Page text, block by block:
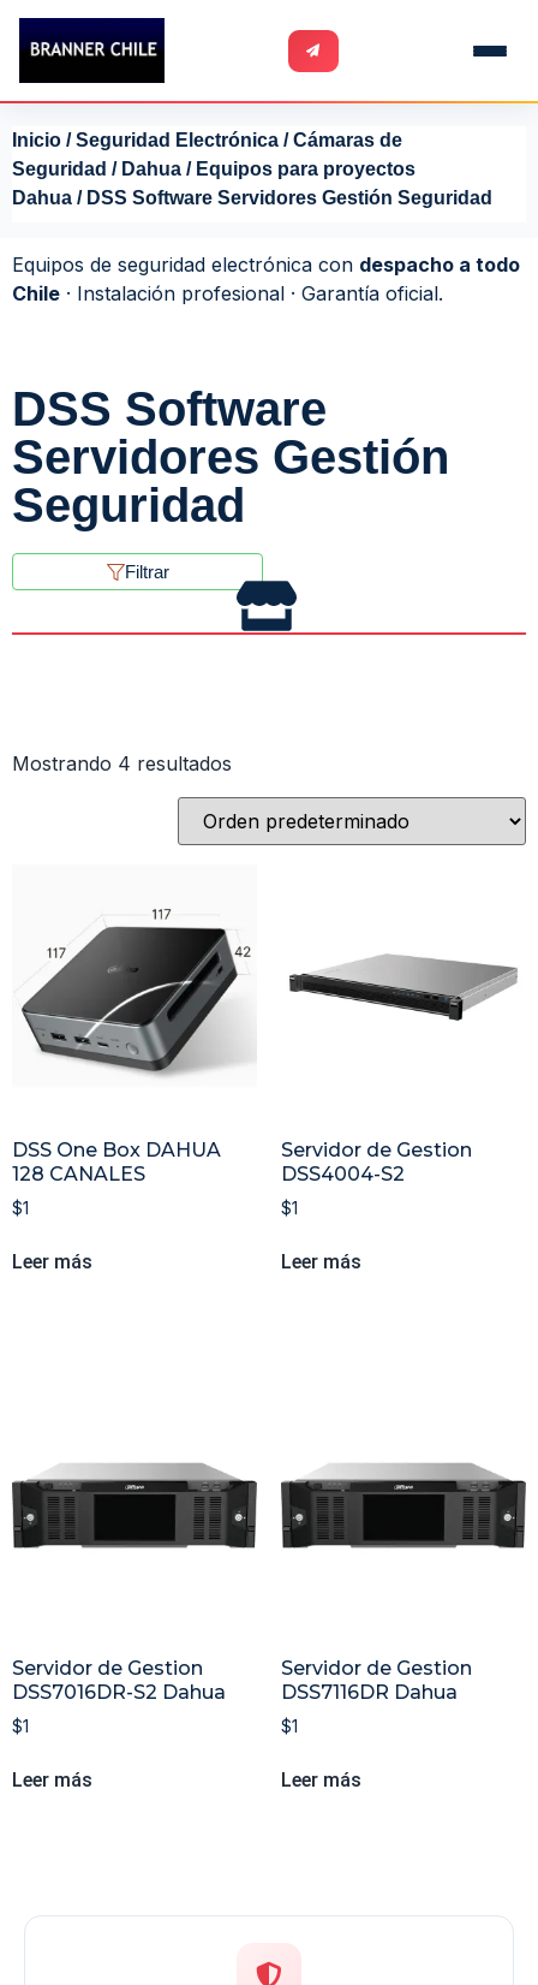
Inicio /Seguridad Electrónica /Cámaras de
Seguridad / Dahua / Equipos para proyectos
Dahua / DSS Software Servidores Gestión Seguridad
Equipos de seguridad electrónica con despacho a todo
Chile · Instalación profesional · Garantía oficial.
DSS Software
Servidores Gestión
Seguridad
Filtrar
Mostrando 4 resultados
DSS One Box DAHUA
128 CANALES
$1
Leer más
Servidor de Gestion
DSS4004-S2
$1
Leer más
Servidor de Gestion
DSS7016DR-S2 Dahua
$1
Leer más
Servidor de Gestion
DSS7116DR Dahua
$1
Leer más